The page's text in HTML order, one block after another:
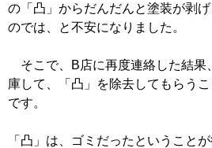
の「凸」からだんだんと塗装が剥
のでは、と不安になりました。
そこで、B店に再度連絡した結果
庫して、「凸」を除去してもらう
です。
「凸」は、ゴミだったということ